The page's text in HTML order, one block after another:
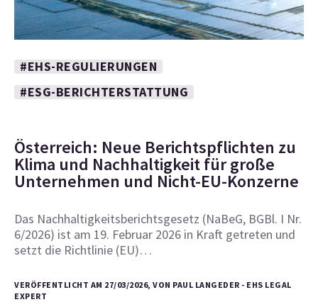
#EHS-REGULIERUNGEN
#ESG-BERICHTERSTATTUNG
Österreich: Neue Berichtspflichten zu
Klima und Nachhaltigkeit für große
Unternehmen und Nicht-EU-Konzerne
Das Nachhaltigkeitsberichtsgesetz (NaBeG, BGBl. I Nr.
6/2026) ist am 19. Februar 2026 in Kraft getreten und
setzt die Richtlinie (EU)…
VERÖFFENTLICHT AM 27/03/2026, VON PAUL LANGEDER - EHS LEGAL
EXPERT